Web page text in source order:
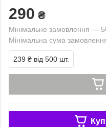
290 ₴
Мінімальне замовлення —
Мінімальна сума
239 ₴ від 500 шт.